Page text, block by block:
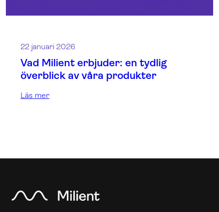
22 januari 2026
Vad Milient erbjuder: en tydlig
överblick av våra produkter
Läs mer